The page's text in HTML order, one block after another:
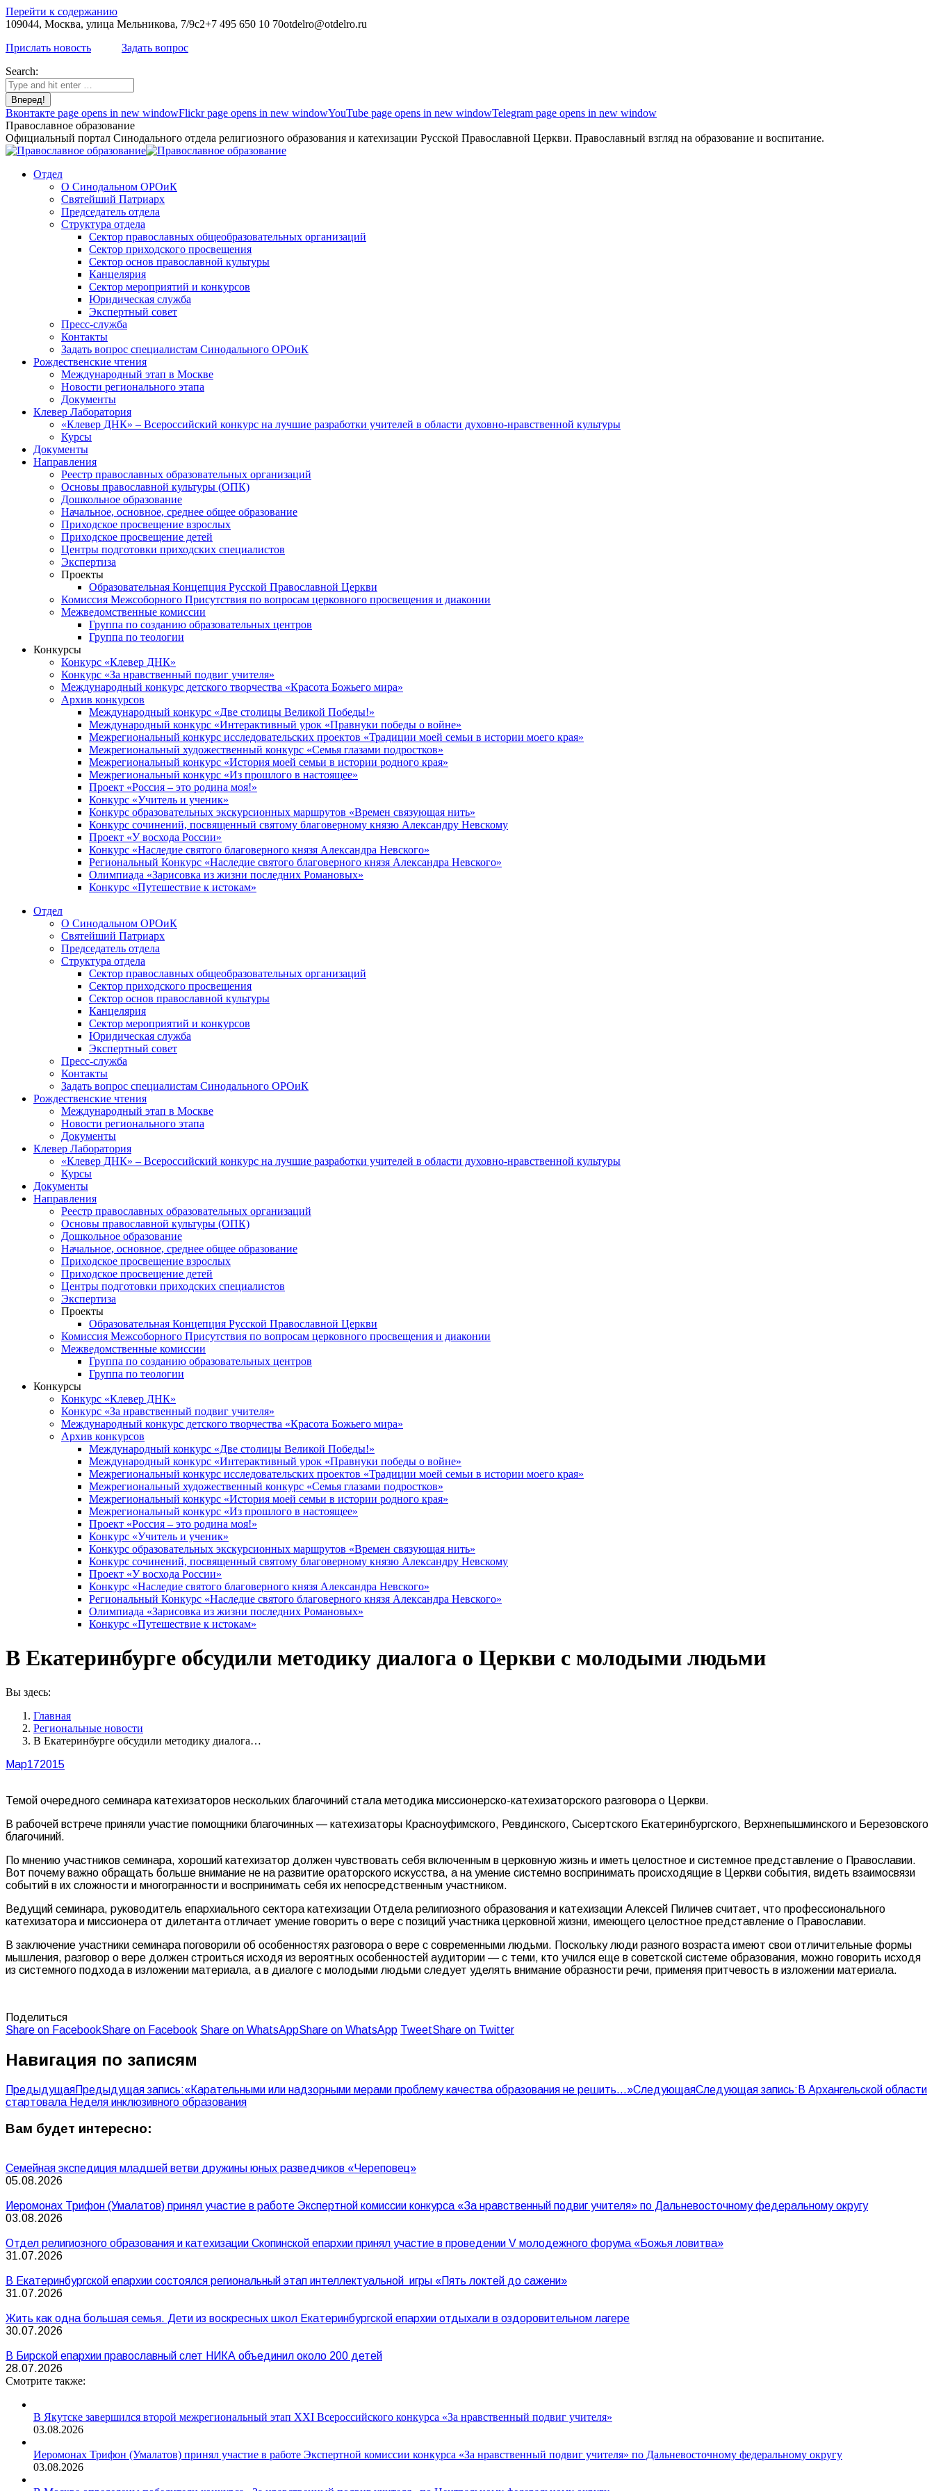
Перейти к содержанию
109044, Москва, улица Мельникова, 7/9с2+7 495 650 10 70otdelro@otdelro.ru
Прислать новость
Задать вопрос
Search:
Вконтакте page opens in new windowFlickr page opens in new windowYouTube page opens in new windowTelegram page opens in new window
Православное образование
Официальный портал Синодального отдела религиозного образования и катехизации Русской Православной Церкви. Православный взгляд на образование и воспитание.
Отдел
О Синодальном ОРОиК
Святейший Патриарх
Председатель отдела
Структура отдела
Сектор православных общеобразовательных организаций
Сектор приходского просвещения
Сектор основ православной культуры
Канцелярия
Сектор мероприятий и конкурсов
Юридическая служба
Экспертный совет
Пресс-служба
Контакты
Задать вопрос специалистам Синодального ОРОиК
Рождественские чтения
Международный этап в Москве
Новости регионального этапа
Документы
Клевер Лаборатория
«Клевер ДНК» – Всероссийский конкурс на лучшие разработки учителей в области духовно-нравственной культуры
Курсы
Документы
Направления
Реестр православных образовательных организаций
Основы православной культуры (ОПК)
Дошкольное образование
Начальное, основное, среднее общее образование
Приходское просвещение взрослых
Приходское просвещение детей
Центры подготовки приходских специалистов
Экспертиза
Проекты
Образовательная Концепция Русской Православной Церкви
Комиссия Межсоборного Присутствия по вопросам церковного просвещения и диаконии
Межведомственные комиссии
Группа по созданию образовательных центров
Группа по теологии
Конкурсы
Конкурс «Клевер ДНК»
Конкурс «За нравственный подвиг учителя»
Международный конкурс детского творчества «Красота Божьего мира»
Архив конкурсов
Международный конкурс «Две столицы Великой Победы!»
Международный конкурс «Интерактивный урок «Правнуки победы о войне»
Межрегиональный конкурс исследовательских проектов «Традиции моей семьи в истории моего края»
Межрегиональный художественный конкурс «Семья глазами подростков»
Межрегиональный конкурс «История моей семьи в истории родного края»
Межрегиональный конкурс «Из прошлого в настоящее»
Проект «Россия – это родина моя!»
Конкурс «Учитель и ученик»
Конкурс образовательных экскурсионных маршрутов «Времен связующая нить»
Конкурс сочинений, посвященный святому благоверному князю Александру Невскому
Проект «У восхода России»
Конкурс «Наследие святого благоверного князя Александра Невского»
Региональный Конкурс «Наследие святого благоверного князя Александра Невского»
Олимпиада «Зарисовка из жизни последних Романовых»
Конкурс «Путешествие к истокам»
Отдел
О Синодальном ОРОиК
Святейший Патриарх
Председатель отдела
Структура отдела
Сектор православных общеобразовательных организаций
Сектор приходского просвещения
Сектор основ православной культуры
Канцелярия
Сектор мероприятий и конкурсов
Юридическая служба
Экспертный совет
Пресс-служба
Контакты
Задать вопрос специалистам Синодального ОРОиК
Рождественские чтения
Международный этап в Москве
Новости регионального этапа
Документы
Клевер Лаборатория
«Клевер ДНК» – Всероссийский конкурс на лучшие разработки учителей в области духовно-нравственной культуры
Курсы
Документы
Направления
Реестр православных образовательных организаций
Основы православной культуры (ОПК)
Дошкольное образование
Начальное, основное, среднее общее образование
Приходское просвещение взрослых
Приходское просвещение детей
Центры подготовки приходских специалистов
Экспертиза
Проекты
Образовательная Концепция Русской Православной Церкви
Комиссия Межсоборного Присутствия по вопросам церковного просвещения и диаконии
Межведомственные комиссии
Группа по созданию образовательных центров
Группа по теологии
Конкурсы
Конкурс «Клевер ДНК»
Конкурс «За нравственный подвиг учителя»
Международный конкурс детского творчества «Красота Божьего мира»
Архив конкурсов
Международный конкурс «Две столицы Великой Победы!»
Международный конкурс «Интерактивный урок «Правнуки победы о войне»
Межрегиональный конкурс исследовательских проектов «Традиции моей семьи в истории моего края»
Межрегиональный художественный конкурс «Семья глазами подростков»
Межрегиональный конкурс «История моей семьи в истории родного края»
Межрегиональный конкурс «Из прошлого в настоящее»
Проект «Россия – это родина моя!»
Конкурс «Учитель и ученик»
Конкурс образовательных экскурсионных маршрутов «Времен связующая нить»
Конкурс сочинений, посвященный святому благоверному князю Александру Невскому
Проект «У восхода России»
Конкурс «Наследие святого благоверного князя Александра Невского»
Региональный Конкурс «Наследие святого благоверного князя Александра Невского»
Олимпиада «Зарисовка из жизни последних Романовых»
Конкурс «Путешествие к истокам»
В Екатеринбурге обсудили методику диалога о Церкви с молодыми людьми
Вы здесь:
Главная
Pегиональные новости
В Екатеринбурге обсудили методику диалога…
Мар172015
Темой очередного семинара катехизаторов нескольких благочиний стала методика миссионерско-катехизаторского разговора о Церкви.
В рабочей встрече приняли участие помощники благочинных — катехизаторы Красноуфимского, Ревдинского, Сысертского Екатеринбургского, Верхнепышминского и Березовского
благочиний.
По мнению участников семинара, хороший катехизатор должен чувствовать себя включенным в церковную жизнь и иметь целостное и системное представление о Православии.
Вот почему важно обращать больше внимание не на развитие ораторского искусства, а на умение системно воспринимать происходящие в Церкви события, видеть взаимосвязи
событий в их сложности и многогранности и воспринимать себя их непосредственным участником.
Ведущий семинара, руководитель епархиального сектора катехизации Отдела религиозного образования и катехизации Алексей Пиличев считает, что профессионального
катехизатора и миссионера от дилетанта отличает умение говорить о вере с позиций участника церковной жизни, имеющего целостное представление о Православии.
В заключение участники семинара поговорили об особенностях разговора о вере с современными людьми. Поскольку люди разного возраста имеют свои отличительные формы
мышления, разговор о вере должен строиться исходя из вероятных особенностей аудитории — с теми, кто учился еще в советской системе образования, можно говорить исходя
из системного подхода в изложении материала, а в диалоге с молодыми людьми следует уделять внимание образности речи, применяя притчевость в изложении материала.
Поделиться
Share on FacebookShare on Facebook Share on WhatsAppShare on WhatsApp TweetShare on Twitter
Навигация по записям
ПредыдущаяПредыдущая запись:«Карательными или надзорными мерами проблему качества образования не решить…»СледующаяСледующая запись: В Архангельской области
стартовала Неделя инклюзивного образования
Вам будет интересно:
Семейная экспедиция младшей ветви дружины юных разведчиков «Череповец»
05.08.2026
Иеромонах Трифон (Умалатов) принял участие в работе Экспертной комиссии конкурса «За нравственный подвиг учителя» по Дальневосточному федеральному округу
03.08.2026
Отдел религиозного образования и катехизации Скопинской епархии принял участие в проведении V молодежного форума «Божья ловитва»
31.07.2026
В Екатеринбургской епархии состоялся региональный этап интеллектуальной игры «Пять локтей до сажени»
31.07.2026
Жить как одна большая семья. Дети из воскресных школ Екатеринбургской епархии отдыхали в оздоровительном лагере
30.07.2026
В Бирской епархии православный слет НИКА объединил около 200 детей
28.07.2026
Смотрите также:
В Якутске завершился второй межрегиональный этап XXI Всероссийского конкурса «За нравственный подвиг учителя»
03.08.2026
Иеромонах Трифон (Умалатов) принял участие в работе Экспертной комиссии конкурса «За нравственный подвиг учителя» по Дальневосточному федеральному округу
03.08.2026